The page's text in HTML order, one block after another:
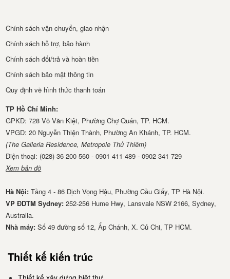
Chính sách vận chuyển, giao nhận
Chính sách hỗ trợ, bảo hành
Chính sách đổi/trả và hoàn tiền
Chính sách bảo mật thông tin
Quy định về hình thức thanh toán
TP Hồ Chí Minh:
GPKD: 728 Võ Văn Kiệt, Phường Chợ Quán, TP. HCM.
VPGD: 20 Nguyễn Thiện Thành, Phường An Khánh, TP. HCM.
(The Galleria Residence, Metropole Thủ Thiêm)
Điện thoại: (028) 36 200 560 - 0901 411 489 - 0902 341 729
Xem bản đồ
Hà Nội:Tầng 4 - 86 Dịch Vọng Hậu, Phường Cầu Giấy, TP Hà Nội.
VP ĐDTM Sydney: 252-256 Hume Hwy, Lansvale NSW 2166, Sydney,
Australia.
Nhà má​y: Số 49 đường số 12, Ấp Chánh, X. Củ Chi, TP HCM.
Thiết kế kiến trúc